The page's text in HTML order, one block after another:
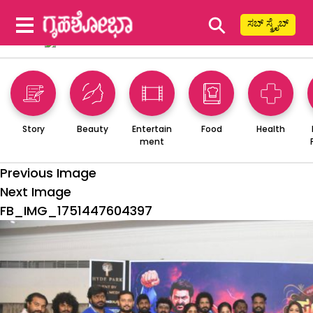
⚲ ಸಬ್ ಸ್ಕ್ರೈಬ್
Story Beauty
Entertain
ment
Food Health
Previous Image
Next Image
FB_IMG_1751447604397